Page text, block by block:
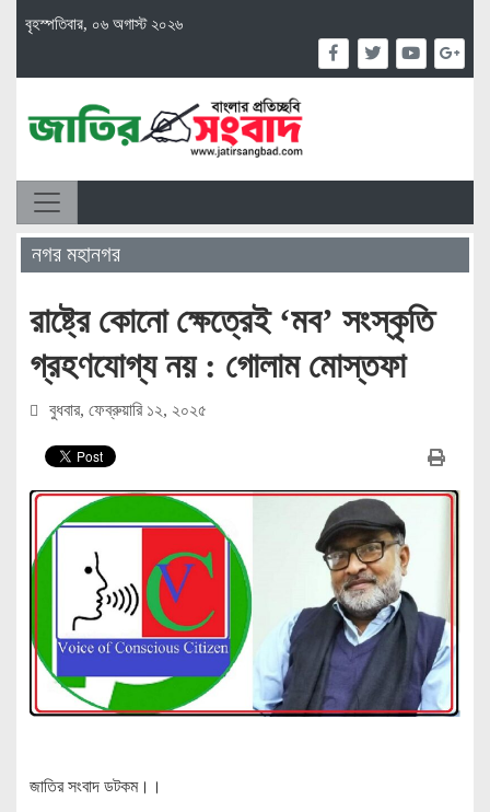
বৃহস্পতিবার, ০৬ অগাস্ট ২০২৬
নগর মহানগর
রাষ্ট্রে কোনো ক্ষেত্রেই ‘মব’ সংস্কৃতি
গ্রহণযোগ্য নয় : গোলাম মোস্তফা
বুধবার, ফেব্রুয়ারি ১২, ২০২৫
জাতির সংবাদ ডটকম।।